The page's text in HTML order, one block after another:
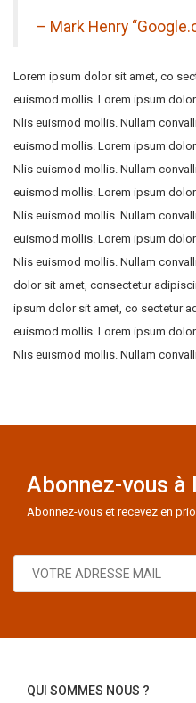
– Mark Henry
Lorem ipsum dolor sit amet, co
euismod mollis. Lorem ipsum
Nlis euismod mollis. Nullam
euismod mollis. Lorem ipsum
Nlis euismod mollis. Nullam
euismod mollis. Lorem ipsum
Nlis euismod mollis. Nullam
euismod mollis. Lorem ipsum
Nlis euismod mollis. Nullam
dolor sit amet, consectetur
ipsum dolor sit amet, co sectetur
euismod mollis. Lorem ipsum
Nlis euismod mollis. Nullam
Abonnez-vous
Abonnez-vous et recevez en
QUI SOMMES NOUS ?